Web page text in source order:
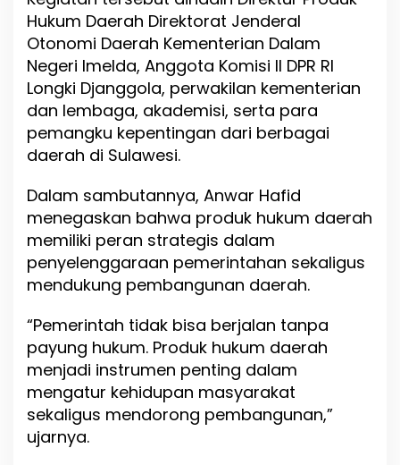
u
r
A
w
a
r
d
D
o
r
o
n
I
n
o
a
Hukum Daerah Direktorat Jenderal
Otonomi Daerah Kementerian Dalam
Negeri Imelda, Anggota Komisi II DPR RI
Longki Djanggola, perwakilan kementerian
dan lembaga, akademisi, serta para
pemangku kepentingan dari berbagai
daerah di Sulawesi.
Dalam sambutannya, Anwar Hafid
menegaskan bahwa produk hukum daerah
memiliki peran strategis dalam
penyelenggaraan pemerintahan sekaligus
mendukung pembangunan daerah.
“Pemerintah tidak bisa berjalan tanpa
payung hukum. Produk hukum daerah
menjadi instrumen penting dalam
mengatur kehidupan masyarakat
sekaligus mendorong pembangunan,”
ujarnya.